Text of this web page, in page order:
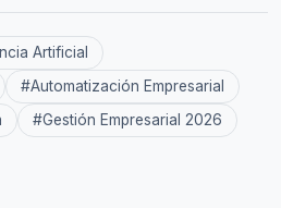
Artificial
#Automatización Empresarial
#Gestión Empresarial 2026